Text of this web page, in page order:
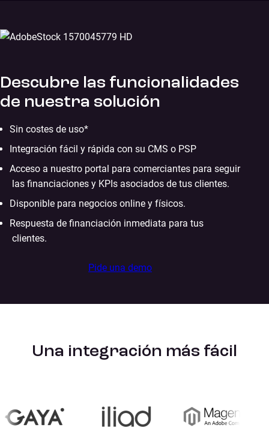
Descubre las funcionalidades
de nuestra solución
Sin costes de uso*
Integración fácil y rápida con su CMS o PSP
Acceso a nuestro portal para comerciantes para seguir
las financiaciones y KPIs asociados de tus clientes.
Disponible para negocios online y físicos.
Respuesta de financiación inmediata para tus
clientes.
Pide una demo
Una integración más fácil